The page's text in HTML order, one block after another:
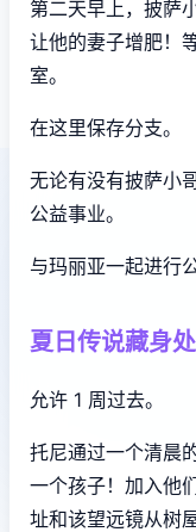
第二天早上，披萨
让他的妻子增肥！
室。
在这里保存分支。
无论有没有披萨小
公益事业。
与玛丽亚一起进行
夏日传说藏身处
允许 1 周过去。
托尼通过一个清晨
一个孩子！加入他
址和该望远镜从树